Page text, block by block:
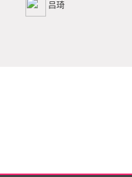
吕琦